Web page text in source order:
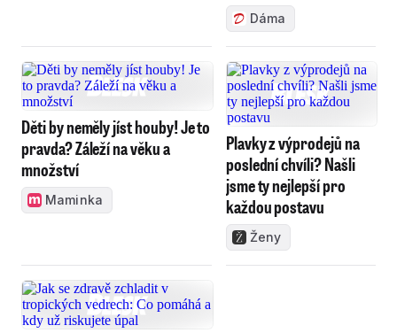
Dáma
Děti by neměly jíst houby! Je to
pravda? Záleží na věku a
množství
Maminka
Plavky z výprodejů na
poslední chvíli? Našli
jsme ty nejlepší pro
každou postavu
Ženy